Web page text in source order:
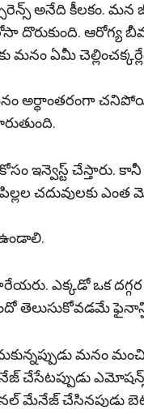
అనేది కీల‌కం.
దొరుకుంది. ఆరోగ్య
మ‌నం ఏమీ
అర్ధాంత‌రంగా
కోసం ఇన్వెస్ట్ చేస్తారు.
చదువులకు ఎంత
ఎక్కడో ఒక దగ్గర
తెలుసుకోవడమే
మనం
చేసేట‌ప్పుడు
మేనేజ్ చేసినపుడు